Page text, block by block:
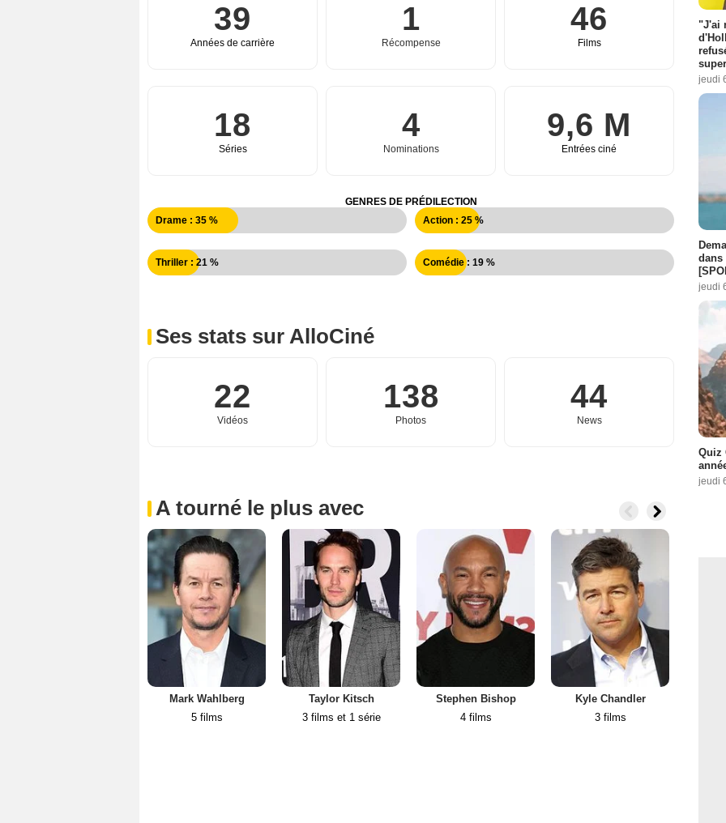
39
Années de carrière
1
Récompense
46
Films
18
Séries
4
Nominations
9,6 M
Entrées ciné
GENRES DE PRÉDILECTION
Drame : 35 %
Action : 25 %
Thriller : 21 % Comédie : 19 %
Ses stats sur AlloCiné
22
Vidéos
138
Photos
44
News
A tourné le plus avec
Mark Wahlberg
5 films
Taylor Kitsch
3 films et 1 série
Stephen Bishop
4 films
Kyle Chandler
3 films
"J'ai
jeudi
dans
jeudi
Quiz
jeudi